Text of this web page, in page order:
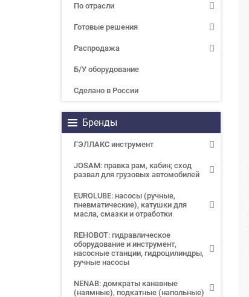
По отрасли
Готовые решения
Распродажа
Б/У оборудование
Сделано в России
Бренды
ГЭЛЛАКС инструмент
JOSAM: правка рам, кабин; сход
развал для грузовых автомобилей
EUROLUBE: насосы (ручные,
пневматические), катушки для
масла, смазки и отработки
REHOBOT: гидравлическое
оборудование и инструмент,
насосные станции, гидроцилиндры,
ручные насосы
NENAB: домкраты канавные
(наямные), подкатные (напольные)